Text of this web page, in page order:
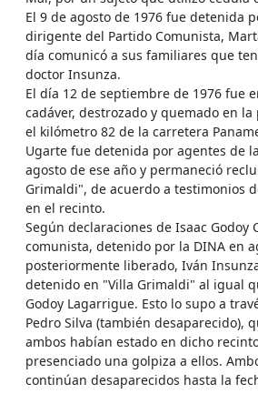
El 9 de agosto de 1976 fue detenida
dirigente del Partido Comunista,
día comunicó a sus familiares que
doctor Insunza.
El día 12 de septiembre de 1976 fue
cadáver, destrozado y quemado en la
el kilómetro 82 de la carretera
Ugarte fue detenida por agentes de
agosto de ese año y permaneció
Grimaldi", de acuerdo a testimonios
en el recinto.
Según declaraciones de Isaac Godoy
comunista, detenido por la DINA en
posteriormente liberado, Iván
detenido en "Villa Grimaldi" al igual
Godoy Lagarrigue. Esto lo supo a
Pedro Silva (también desaparecido),
ambos habían estado en dicho
presenciado una golpiza a ellos.
continúan desaparecidos hasta la